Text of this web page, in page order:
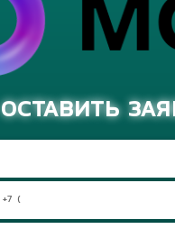
ОСТАВИТЬ